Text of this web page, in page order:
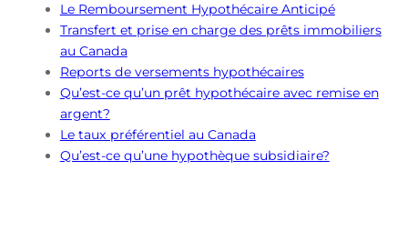
Le Remboursement Hypothécaire Anticipé
Transfert et prise en charge des prêts immobiliers
au Canada
Reports de versements hypothécaires
Qu’est-ce qu’un prêt hypothécaire avec remise en
argent?
Le taux préférentiel au Canada
Qu’est-ce qu’une hypothèque subsidiaire?